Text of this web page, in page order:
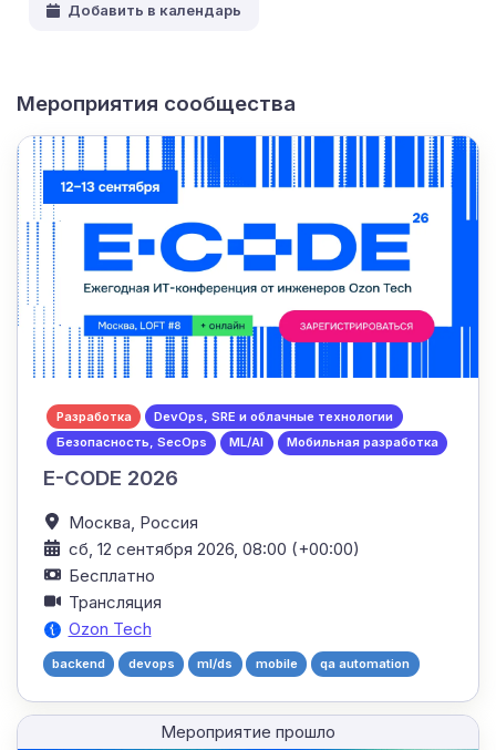
Добавить в календарь
Мероприятия сообщества
Разработка
DevOps, SRE и облачные технологии
Безопасность, SecOps
ML/AI Мобильная разработка
E-CODE 2026
Москва, Россия
сб, 12 сентября 2026, 08:00 (+00:00)
Бесплатно
Трансляция
Ozon Tech
backend devops ml/ds mobile qa automation
Мероприятие прошло